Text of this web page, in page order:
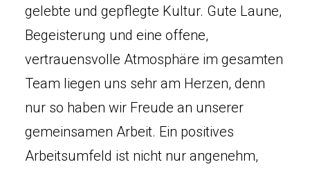
gelebte und gepflegte Kultur. Gute Laune,
Begeisterung und eine offene,
vertrauensvolle Atmosphäre im gesamten
Team liegen uns sehr am Herzen, denn
nur so haben wir Freude an unserer
gemeinsamen Arbeit. Ein positives
Arbeitsumfeld ist nicht nur angenehm,